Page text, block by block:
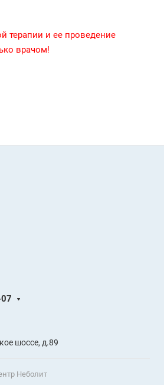
терапии и ее проведение
врачом!
шоссе, д.89
Неболит